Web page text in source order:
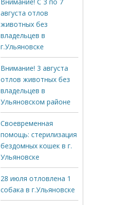
августа отлов
животных без
владельцев в
г.Ульяновске
Внимание! 3 августа
отлов животных без
владельцев в
Ульяновском районе
Своевременная
помощь: стерилизация
бездомных кошек в г.
Ульяновске
28 июля отловлена 1
собака в г.Ульяновске